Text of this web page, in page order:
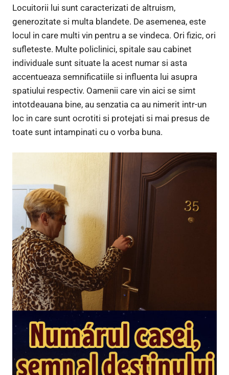
Locuitorii lui sunt caracterizati de altruism,
generozitate si multa blandete. De asemenea, este
locul in care multi vin pentru a se vindeca. Ori fizic, ori
sufleteste. Multe policlinici, spitale sau cabinet
individuale sunt situate la acest numar si asta
accentueaza semnificatiile si influenta lui asupra
spatiului respectiv. Oamenii care vin aici se simt
intotdeauana bine, au senzatia ca au nimerit intr-un
loc in care sunt ocrotiti si protejati si mai presus de
toate sunt intampinati cu o vorba buna.